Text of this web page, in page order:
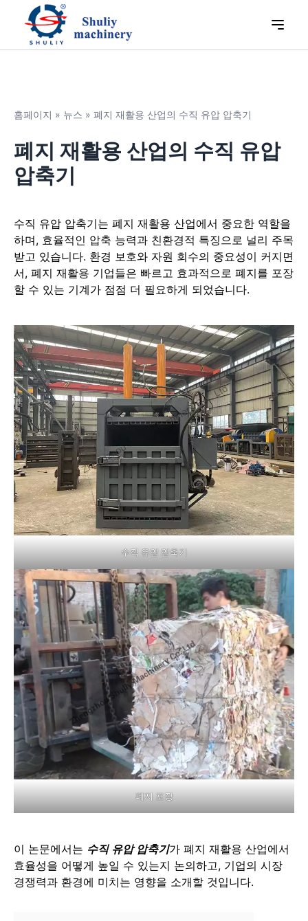
홈페이지 » 뉴스 » 폐지 재활용 산업의 수직 유압 압축기
폐지 재활용 산업의 수직 유압
압축기
수직 유압 압축기는 폐지 재활용 산업에서 중요한 역할을
하며, 효율적인 압축 능력과 친환경적 특징으로 널리 주목
받고 있습니다. 환경 보호와 자원 회수의 중요성이 커지면
서, 폐지 재활용 기업들은 빠르고 효과적으로 폐지를 포장
할 수 있는 기계가 점점 더 필요하게 되었습니다.
수직 유압 압축기
폐지 포장
이 논문에서는 수직 유압 압축기가 폐지 재활용 산업에서
효율성을 어떻게 높일 수 있는지 논의하고, 기업의 시장
경쟁력과 환경에 미치는 영향을 소개할 것입니다.